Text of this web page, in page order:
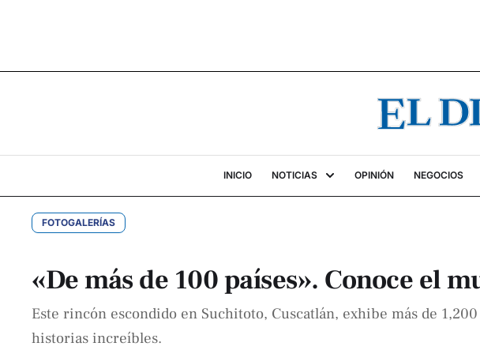
INICIO NOTICIAS OPINIÓN NEGOCIOS
FOTOGALERÍAS
«De más de 100 países». Conoce el
Este rincón escondido en Suchitoto, Cuscatlán, exhibe más de
historias increíbles.